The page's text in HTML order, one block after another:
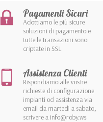
Pagamenti Sicuri
Adottiamo le più sicure
soluzioni di pagamento e
tutte le transazioni sono
criptate in SSL
Assistenza Clienti
Rispondiamo alle vostre
richieste di configurazione
impianti od assistenza via
email da martedì a sabato,
scrivere a info@roby.ws